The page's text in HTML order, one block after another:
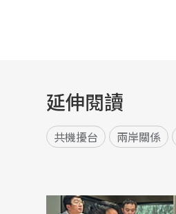
延伸閱讀
共機擾台 兩岸關係